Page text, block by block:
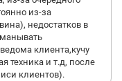
из-за
недостатков в
клиента,кучу
техника и т.д, после
клиентов).